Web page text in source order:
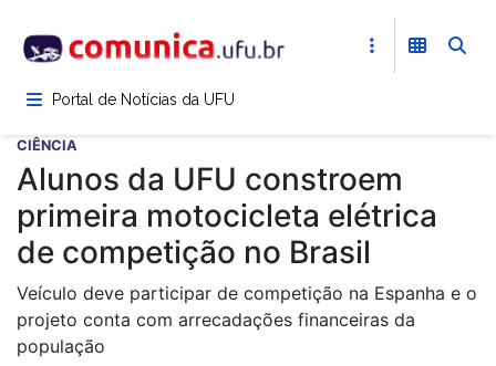
para
conteúdoPortal de Notícias da UFU
CIÊNCIA
Alunos da UFU constroem
primeira motocicleta elétrica
de competição no Brasil
Veículo deve participar de competição na Espanha e o
projeto conta com arrecadações financeiras da
população